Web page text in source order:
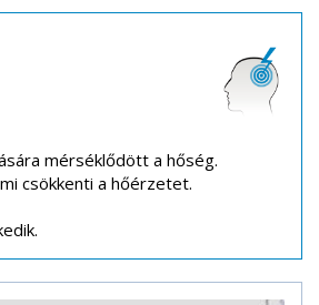
mérséklődött a hőség.
csökkenti a hőérzetet.